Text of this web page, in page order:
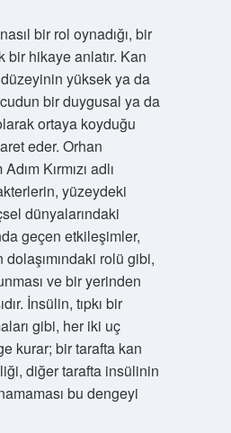
bir rol oynadığı, bir
hikaye anlatır. Kan
yüksek ya da
bir duygusal ya da
ortaya koyduğu
eder. Orhan
Kırmızı adlı
yüzeydeki
dünyalarındaki
geçen etkileşimler,
dolaşımındaki rolü gibi,
ve bir yerinden
İnsülin, tıpkı bir
gibi, her iki uç
kurar; bir tarafta kan
diğer tarafta insülinin
bu dengeyi